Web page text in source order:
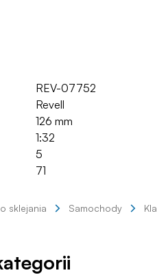
REV-07752
Revell
126 mm
1:32
5
71
sklejania Samochody